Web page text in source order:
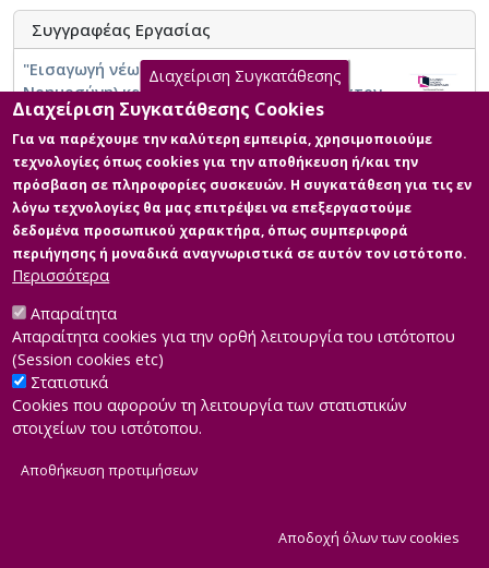
Συγγραφέας Εργασίας
"Εισαγωγή νέων τεχνολογιών AI (Τεχνητή
Νοημοσύνη) και ML (Μηχανική Μάθηση) στον
ξενοδοχειακό κλάδο: Προκλήσεις και
ευκαιρίες'
Developed byINTEROPTICS
Διαχείριση Συγκατάθεσης
Διαχείριση Συγκατάθεσης Cookies
Για να παρέχουμε την καλύτερη εμπειρία, χρησιμοποιούμε
τεχνολογίες όπως cookies για την αποθήκευση ή/και την
πρόσβαση σε πληροφορίες συσκευών. Η συγκατάθεση για τις εν
λόγω τεχνολογίες θα μας επιτρέψει να επεξεργαστούμε
δεδομένα προσωπικού χαρακτήρα, όπως συμπεριφορά
περιήγησης ή μοναδικά αναγνωριστικά σε αυτόν τον ιστότοπο.
Περισσότερα
Απαραίτητα
Απαραίτητα cookies για την ορθή λειτουργία του ιστότοπου
(Session cookies etc)
Στατιστικά
Cookies που αφορούν τη λειτουργία των στατιστικών
στοιχείων του ιστότοπου.
Αποθήκευση προτιμήσεων
Αποδοχή όλων των cookies